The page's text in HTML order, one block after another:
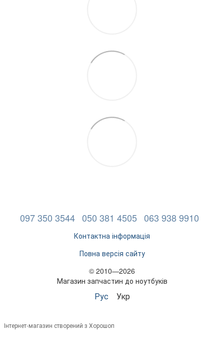
097 350 3544 050 381 4505 063 938 9910
Контактна інформація
Повна версія сайту
© 2010—2026
Магазин запчастин до ноутбуків
Рус Укр
Інтернет-магазин створений з Хорошоп